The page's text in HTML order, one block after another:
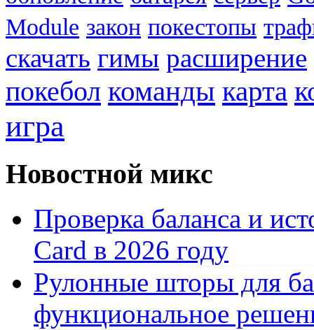
Module закон покестопы
скачать гимы расширение
покебол команды карта
игра
Новостной микс
Проверка баланса и
Card в 2026 году
Рулонные шторы для
функциональное